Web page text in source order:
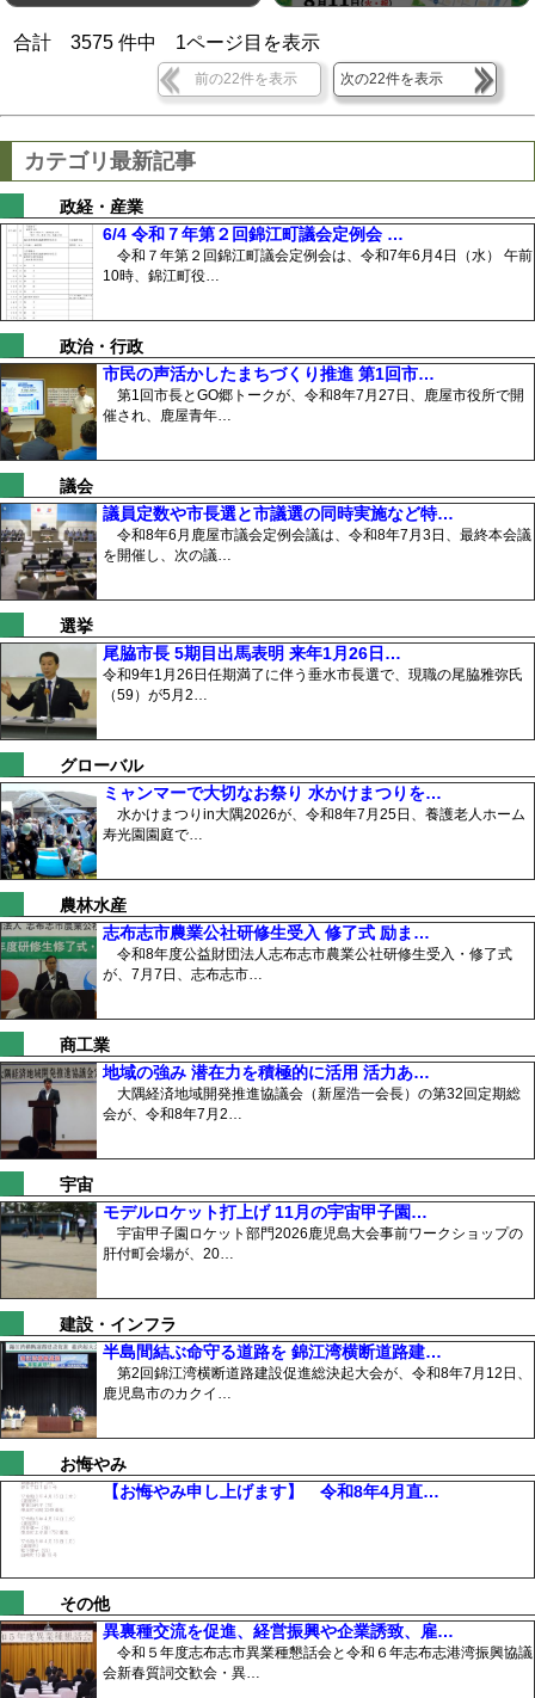
合計3575 件中 1ページ目を表示
前の22件を表示 次の22件を表示
カテゴリ最新記事
政経・産業
6/4 令和７年第２回錦江町議会定例会 …
令和７年第２回錦江町議会定例会は、令和7年6月4日（水） 午前
10時、錦江町役…
政治・行政
市民の声活かしたまちづくり推進 第1回市…
第1回市長とGO郷トークが、令和8年7月27日、鹿屋市役所で開
催され、鹿屋青年…
議会
議員定数や市長選と市議選の同時実施など特…
令和8年6月鹿屋市議会定例会議は、令和8年7月3日、最終本会議
を開催し、次の議…
選挙
尾脇市長 5期目出馬表明 来年1月26日…
令和9年1月26日任期満了に伴う垂水市長選で、現職の尾脇雅弥氏
（59）が5月2…
グローバル
ミャンマーで大切なお祭り 水かけまつりを…
水かけまつりin大隅2026が、令和8年7月25日、養護老人ホーム
寿光園園庭で…
農林水産
志布志市農業公社研修生受入 修了式 励ま…
令和8年度公益財団法人志布志市農業公社研修生受入・修了式
が、7月7日、志布志市…
商工業
地域の強み 潜在力を積極的に活用 活力あ…
大隅経済地域開発推進協議会（新屋浩一会長）の第32回定期総
会が、令和8年7月2…
宇宙
モデルロケット打上げ 11月の宇宙甲子園…
宇宙甲子園ロケット部門2026鹿児島大会事前ワークショップの
肝付町会場が、20…
建設・インフラ
半島間結ぶ命守る道路を 錦江湾横断道路建…
第2回錦江湾横断道路建設促進総決起大会が、令和8年7月12日、
鹿児島市のカクイ…
お悔やみ
【お悔やみ申し上げます】 令和8年4月直…
その他
異裏種交流を促進、経営振興や企業誘致、雇…
令和５年度志布志市異業種懇話会と令和６年志布志港湾振興協議
会新春質詞交歓会・異…